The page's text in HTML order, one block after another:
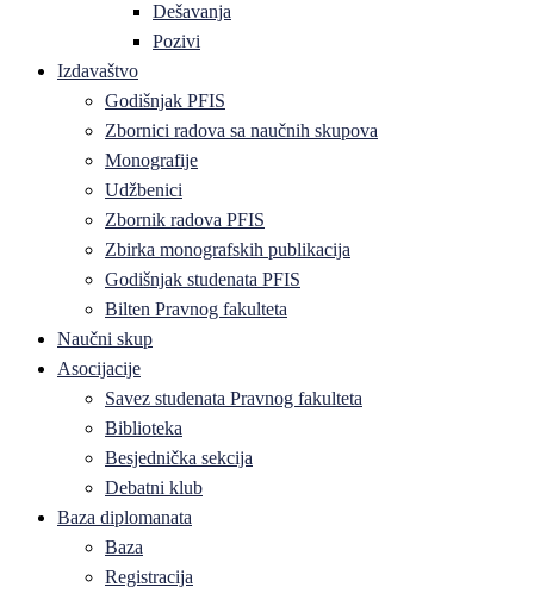
Dešavanja
Pozivi
Izdavaštvo
Godišnjak PFIS
Zbornici radova sa naučnih skupova
Monografije
Udžbenici
Zbornik radova PFIS
Zbirka monografskih publikacija
Godišnjak studenata PFIS
Bilten Pravnog fakulteta
Naučni skup
Asocijacije
Savez studenata Pravnog fakulteta
Biblioteka
Besjednička sekcija
Debatni klub
Baza diplomanata
Baza
Registracija